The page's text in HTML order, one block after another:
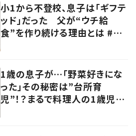
小1から不登校、息子は「ギフテ
ッド」だった 父が“ウチ給
食”を作り続ける理由とは #令
1歳の息子が…「野菜好きにな
った」その秘密は”台所育
児”！？まるで料理人の1歳児に